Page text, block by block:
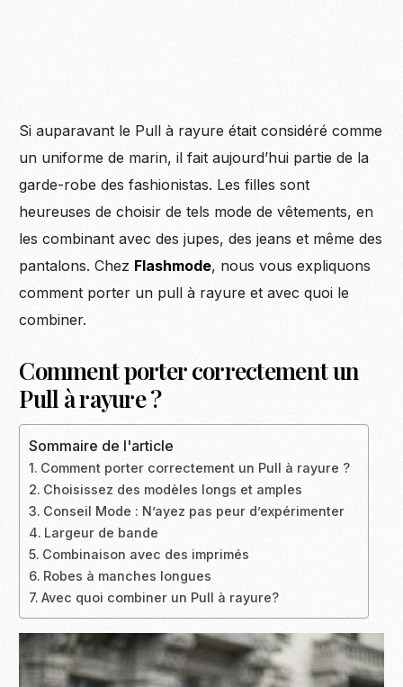
Si auparavant le Pull à rayure était considéré comme
un uniforme de marin, il fait aujourd’hui partie de la
garde-robe des fashionistas. Les filles sont
heureuses de choisir de tels mode de vêtements, en
les combinant avec des jupes, des jeans et même des
pantalons. Chez Flashmode, nous vous expliquons
comment porter un pull à rayure et avec quoi le
combiner.
Comment porter correctement un
Pull à rayure ?
Sommaire de l'article
Comment porter correctement un Pull à rayure ?
Choisissez des modèles longs et amples
Conseil Mode : N’ayez pas peur d’expérimenter
Largeur de bande
Combinaison avec des imprimés
Robes à manches longues
Avec quoi combiner un Pull à rayure?